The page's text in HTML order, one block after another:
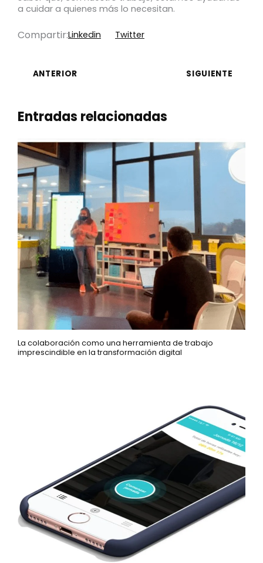
a cuidar a quienes más lo necesitan.
Compartir:Linkedin Twitter
ANTERIOR SIGUIENTE
Entradas relacionadas
La colaboración como una herramienta de trabajo
imprescindible en la transformación digital